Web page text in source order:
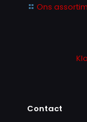
Ons
Contact